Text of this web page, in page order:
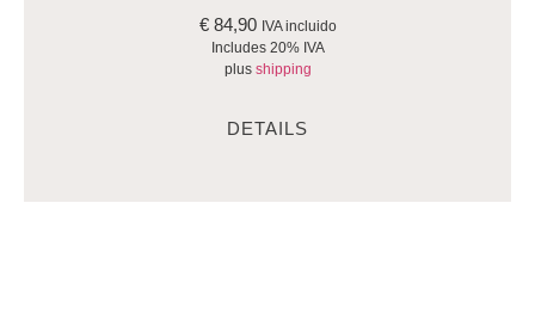
€84,90 IVA incluido
Includes 20% IVA
plus shipping
DETAILS